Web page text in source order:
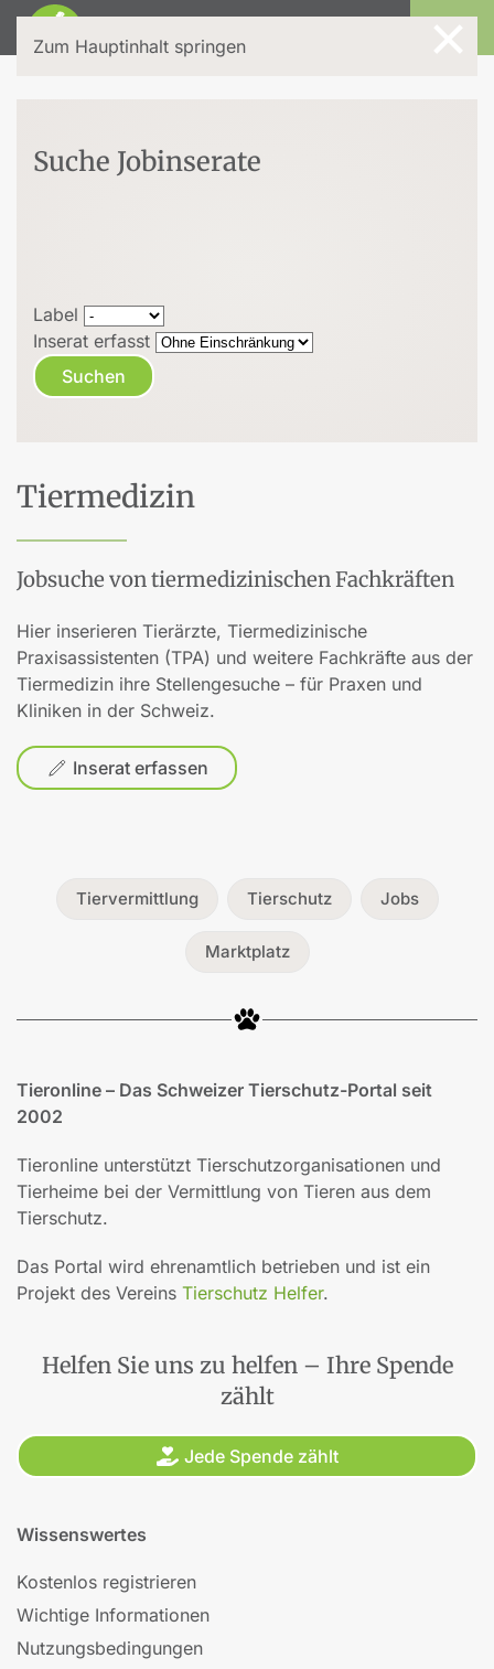
Zum Hauptinhalt springen
Tiermedizin
Jobsuche von tiermedizinischen Fachkräften
Hier inserieren Tierärzte, Tiermedizinische
Praxisassistenten (TPA) und weitere Fachkräfte aus der
Tiermedizin ihre Stellengesuche – für Praxen und
Kliniken in der Schweiz.
Inserat erfassen
Suche Jobinserate
Label
Inserat erfasst
Suchen
Tiervermittlung Tierschutz Jobs
Marktplatz
Tieronline – Das Schweizer Tierschutz-Portal seit
2002
Tieronline unterstützt Tierschutzorganisationen und
Tierheime bei der Vermittlung von Tieren aus dem
Tierschutz.
Das Portal wird ehrenamtlich betrieben und ist ein
Projekt des Vereins Tierschutz Helfer.
Helfen Sie uns zu helfen – Ihre Spende
zählt
Jede Spende zählt
Wissenswertes
Kostenlos registrieren
Wichtige Informationen
Nutzungsbedingungen
×